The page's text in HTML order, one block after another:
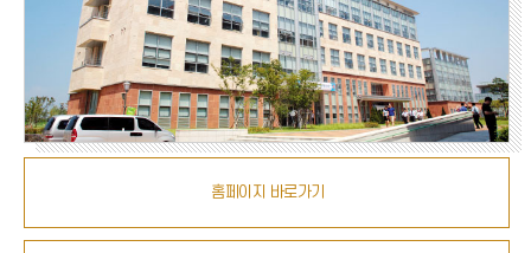
홈페이지 바로가기